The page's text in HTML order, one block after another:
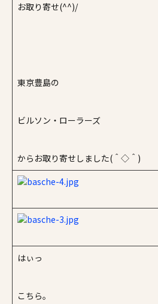
お取り寄せ(^^)/
東京豊島の
ビルソン・ローラーズ
からお取り寄せしました(＾◇＾)
はぃっ
こちら。